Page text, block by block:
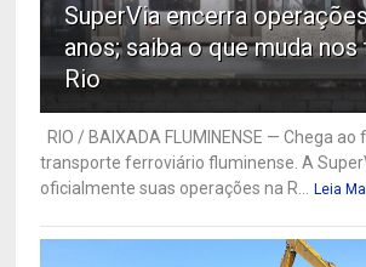
SuperVia encerra
anos; saiba o que muda
Rio
RIO / BAIXADA FLUMINENSE — Chega
transporte ferroviário fluminense. A
oficialmente suas operações na R...
Leia